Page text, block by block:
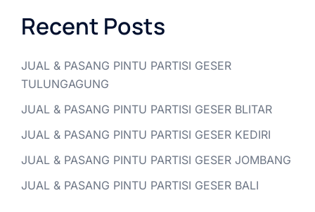
Recent Posts
JUAL & PASANG PINTU PARTISI GESER
TULUNGAGUNG
JUAL & PASANG PINTU PARTISI GESER BLITAR
JUAL & PASANG PINTU PARTISI GESER KEDIRI
JUAL & PASANG PINTU PARTISI GESER JOMBANG
JUAL & PASANG PINTU PARTISI GESER BALI